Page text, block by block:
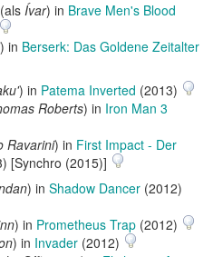
(als Ívar) in Brave Men's Blood
) in Berserk: Das Goldene Zeitalter
) in Patema Inverted (2013)
Roberts) in Iron Man 3
Ravarini) in First Impact - Der
[Synchro (2015)]
) in Shadow Dancer (2012)
) in Prometheus Trap (2012)
) in Invader (2012)